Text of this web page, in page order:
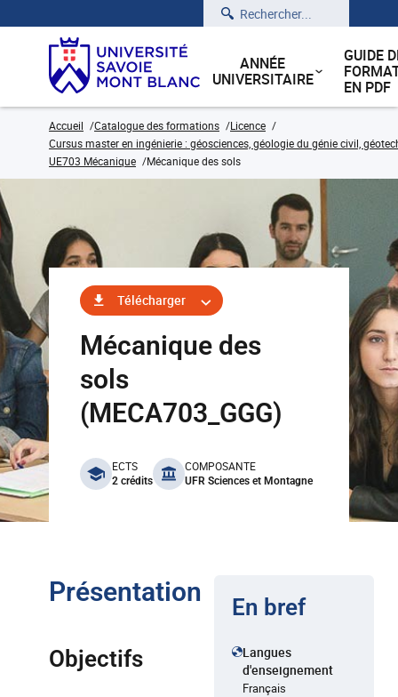
Rechercher
ANNÉE
UNIVERSITAIRE
GUIDE
EN PDF
Accueil Catalogue des formations
Licence
Cursus master en ingénierie : géosciences, géologie du génie civil,
UE703 Mécanique
Mécanique des sols
Télécharger
Mécanique des
sols
(MECA703_GGG)
benefits
ECTS
2 crédits
COMPOSANTE
UFR Sciences et Montagne
Présentation
Objectifs
En bref
Langues
d'enseignement
Français